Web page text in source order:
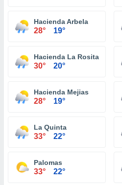
Hacienda Arbela
28° 19°
Hacienda La Rosita
30° 20°
Hacienda Mejias
28° 19°
La Quinta
33° 22°
Palomas
33° 22°